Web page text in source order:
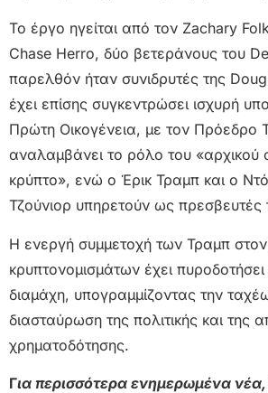
Το έργο ηγείται από τον Zachary
Chase Herro, δύο βετεράνους του
παρελθόν ήταν συνιδρυτές της
έχει επίσης συγκεντρώσει ισχυρή
Πρώτη Οικογένεια, με τον Πρόεδρο
αναλαμβάνει το ρόλο του «αρχικού
κρύπτο», ενώ ο Έρικ Τραμπ και ο
Τζούνιορ υπηρετούν ως πρεσβευτές
Η ενεργή συμμετοχή των Τραμπ
κρυπτονομισμάτων έχει
διαμάχη, υπογραμμίζοντας την
διασταύρωση της πολιτικής και της
χρηματοδότησης.
Για περισσότερα ενημερωμένα νέα,